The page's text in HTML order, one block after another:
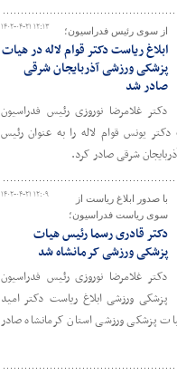
۱۴۰۲-۰۴-۲۱ ۱۲:۱۳ از سوی رئیس فدراسیون؛
ابلاغ ریاست دکتر قوام لاله در هیات
پزشکی ورزشی آذربایجان شرقی
صادر شد
دکتر غلامرضا نوروزی رئیس فدراسیون
یونس قوام لاله را به عنوان رئیس
شرقی صادر کرد.
۱۴۰۲-۰۴-۲۱ ۱۲:۰۹
با صدور ابلاغ ریاست از
سوی ریاست فدراسیون؛
دکتر قادری رسما رئیس هیات
پزشکی ورزشی کرمانشاه شد
دکتر غلامرضا نوروزی رئیس فدراسیون
پزشکی ورزشی ابلاغ ریاست دکتر امید
پزشکی ورزشی استان کرمانشاه صادر